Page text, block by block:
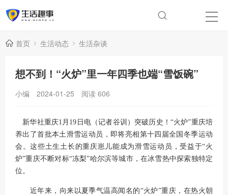
首页 生活动态 生活杂谈
想不到！“火炉”里一年四季也端“雪饭碗”
小编 2024-01-25 阅读 606
新华社重庆1月19日电（记者谷训）突破历史！“火炉”重庆培
养出了首批本土滑雪运动员，即将亮相第十四届全国冬季运动
会。这些土生土长的重庆崽儿能成为滑雪运动员，受益于“火
炉”重庆不断对标“冻梨”哈尔滨等城市，在冰雪热中探索独特定
位。
近年来，向来以夏季气温高闻名的“火炉”重庆，在热火朝